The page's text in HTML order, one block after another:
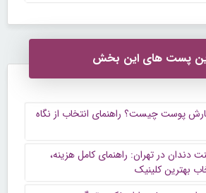
پست های این بخش
پوست چیست؟ راهنمای انتخاب از نگاه
دندان در تهران: راهنمای کامل هزینه،
بهترین کلینیک